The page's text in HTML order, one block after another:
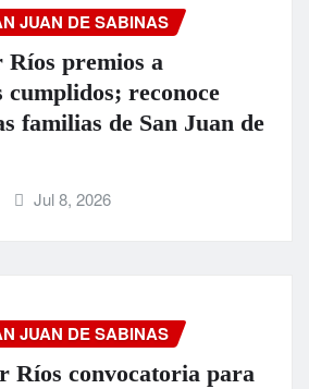
JUAN DE SABINAS
premios a
cumplidos; reconoce
familias de San Juan de
Jul 8, 2026
JUAN DE SABINAS
Ríos convocatoria para